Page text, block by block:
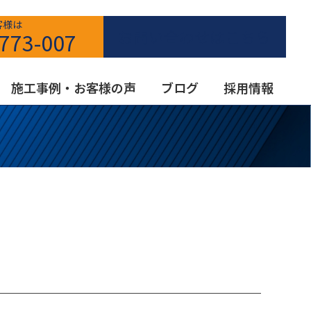
様は
007
施工事例・お客様の声 ブログ 採用情報